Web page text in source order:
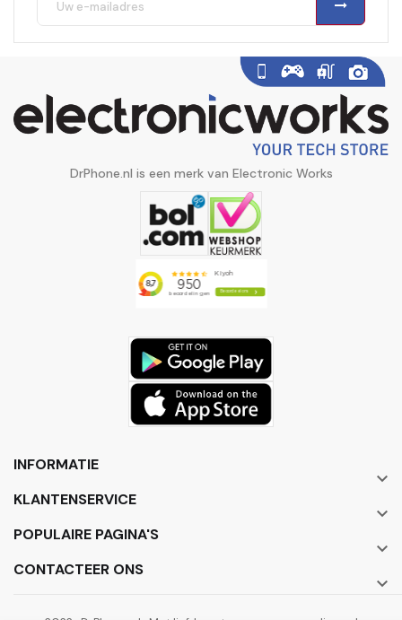
DrPhone.nl is een merk van Electronic Works
INFORMATIE

KLANTENSERVICE

POPULAIRE PAGINA'S

CONTACTEER ONS
